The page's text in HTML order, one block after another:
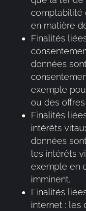
comptabilité
en matière
Finalités
données
exemple
ou des
Finalités
intérêts
données
les intérêts
exemple en
imminent.
Finalités
internet : les